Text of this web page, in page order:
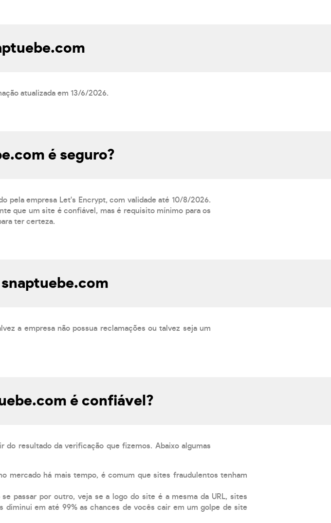
atualizada em 13/6/2026.
é seguro?
pela empresa Let's Encrypt, com validade até 10/8/2026.
que um site é confiável, mas é requisito mínimo para os
ter certeza.
a empresa não possua reclamações ou talvez seja um
é confiável?
do resultado da verificação que fizemos. Abaixo algumas
mercado há mais tempo, é comum que sites fraudulentos tenham
passar por outro, veja se a logo do site é a mesma da URL, sites
diminui em até 99% as chances de vocês cair em um golpe de site